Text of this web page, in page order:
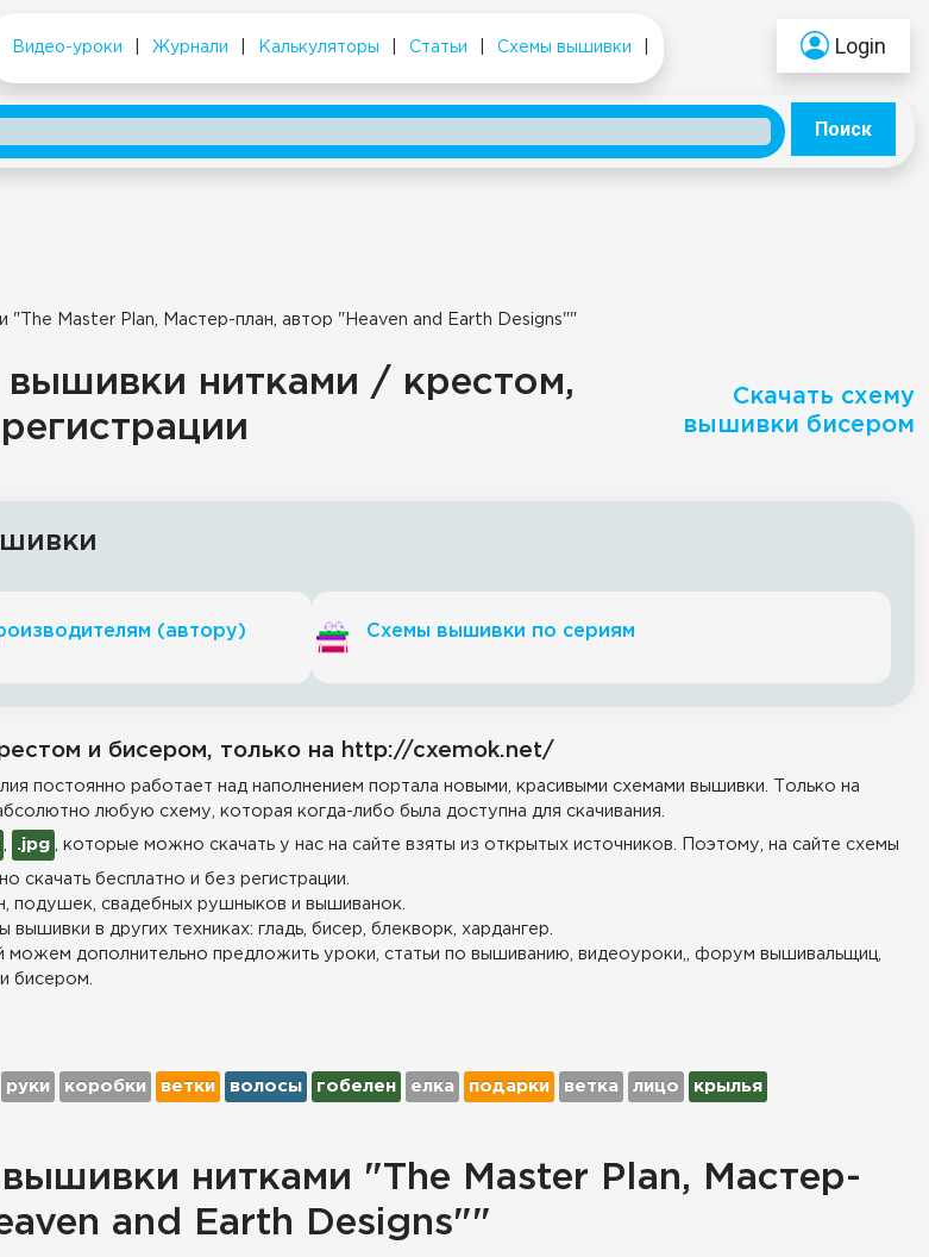
Видео-уроки Журнали Калькуляторы Статьи Схемы вышивки Login
Поиск
"The Master Plan, Мастер-план, автор "Heaven and Earth Designs""
вышивки нитками / крестом,
Скачать схему
вышивки бисером
(автору) Схемы вышивки по сериям
и бисером, только на http://cxemok.net/
постоянно работает над наполнением портала новыми, красивыми схемами вышивки. Только на
любую схему, которая когда-либо была доступна для скачивания.
.jpg , которые можно скачать у нас на сайте взяты из открытых источников. Поэтому, на сайте схемы
бесплатно и без регистрации.
подушек, свадебных рушныков и вышиванок.
в других техниках: гладь, бисер, блекворк, хардангер.
дополнительно предложить уроки, статьи по вышиванию, видеоуроки,, форум вышивальщиц,
бисером.
руки коробки ветки волосы гобелен елка подарки ветка лицо крылья
нитками "The Master Plan, Мастер-
and Earth Designs""